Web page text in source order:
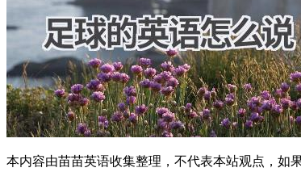
本内容由苗苗英语收集整理，不代表本站观点，如